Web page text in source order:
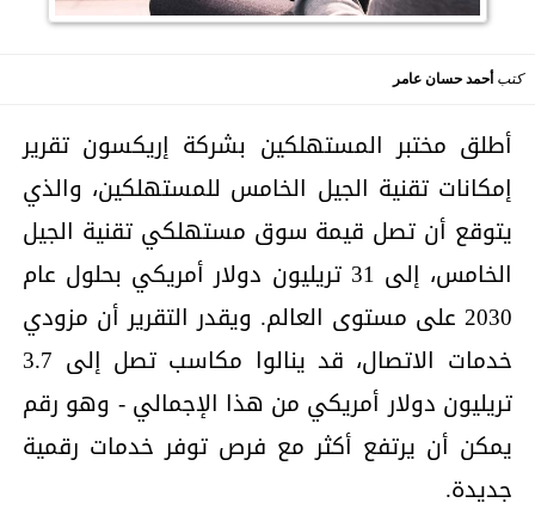
كتب أحمد حسان عامر
أطلق مختبر المستهلكين بشركة إريكسون تقرير
إمكانات تقنية الجيل الخامس للمستهلكين، والذي
يتوقع أن تصل قيمة سوق مستهلكي تقنية الجيل
الخامس، إلى 31 تريليون دولار أمريكي بحلول عام
2030 على مستوى العالم. ويقدر التقرير أن مزودي
خدمات الاتصال، قد ينالوا مكاسب تصل إلى 3.7
تريليون دولار أمريكي من هذا الإجمالي - وهو رقم
يمكن أن يرتفع أكثر مع فرص توفر خدمات رقمية
جديدة.